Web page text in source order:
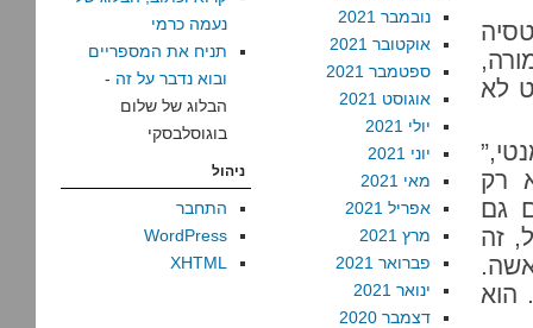
לא
רק
גם
זה
הוא
נובמבר 2021
אוקטובר 2021
ספטמבר 2021
אוגוסט 2021
יולי 2021
יוני 2021
מאי 2021
אפריל 2021
מרץ 2021
פברואר 2021
ינואר 2021
דצמבר 2020
נעמה כרמי
תניח את המספריים
ובוא נדבר על זה -
הבלוג של שלום
בוגוסלבסקי
ניהול
התחבר
WordPress
XHTML